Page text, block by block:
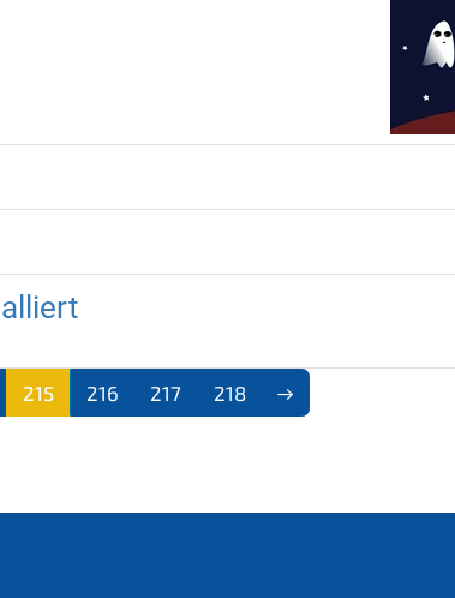
215
216 217 218